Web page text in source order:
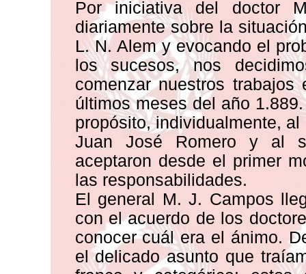
Por iniciativa del doctor
diariamente sobre la
L. N. Alem y evocando el
los sucesos, nos
comenzar nuestros
últimos meses del año
propósito, individualmente,
Juan José Romero y al
aceptaron desde el primer
las responsabilidades.
El general M. J. Campos
con el acuerdo de los
conocer cuál era el ánimo.
el delicado asunto que